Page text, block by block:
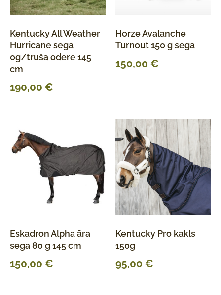
Kentucky All Weather
Hurricane sega
0g/truša odere 145
cm
190,00 €
Horze Avalanche
Turnout 150 g sega
150,00 €
Eskadron Alpha āra
sega 80 g 145 cm
150,00 €
Kentucky Pro kakls
150g
95,00 €